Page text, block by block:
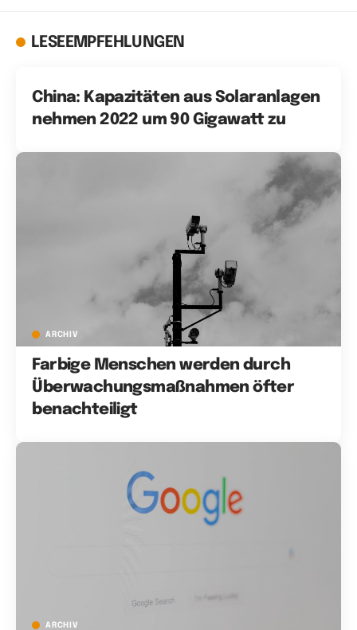
LESEEMPFEHLUNGEN
China: Kapazitäten aus Solaranlagen
nehmen 2022 um 90 Gigawatt zu
ARCHIV
Farbige Menschen werden durch
Überwachungsmaßnahmen öfter
benachteiligt
ARCHIV